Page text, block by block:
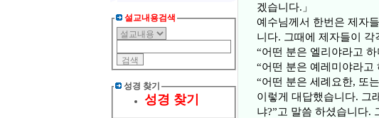
설교내용검색
성경 찾기
성경 찾기
겠습니다.」
예수님께서 한번은 제자
니다. 그때에 제자들이
“어떤 분은 엘리야라고 하
“어떤 분은 예레미야라고
“어떤 분은 세례요한, 또
이렇게 대답했습니다. 그
냐?”고 말씀 하셨습니다.